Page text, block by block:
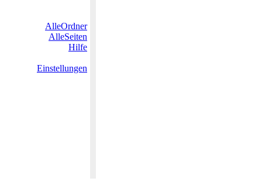
AlleOrdner
AlleSeiten
Hilfe
Einstellungen